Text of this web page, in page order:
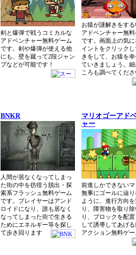
剣と爆弾で戦うコミカルな
アドベンチャー無料ゲーム
です。剣や爆弾が使える他
にも、壁を蹴って2段ジャン
プなどが可能です！
お猿が謎解きをす
アドベンチャー無
です。画面上の気
イントをクリック
きをして、お猿を
ていきましょう。
ころも調べてくだ
BNKR
人間が居なくなってしまっ
た街の中を彷徨う脱出・探
索系フラッシュ無料ゲーム
です。プレイヤーはアンド
ロイドになり、誰も居なく
なってしまった街で生きる
ためにエネルギー等を探し
て歩き回ります
マリオゴーアド
ャー
前進しかできない
無事にゴールに辿
ように、進行方向
り、障害物を取り
り、ブロックを配
して誘導してあげ
アクション無料ゲ